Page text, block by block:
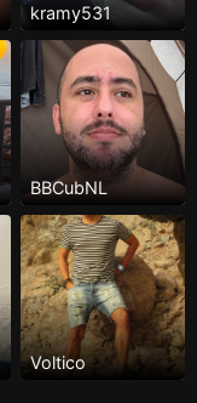
kramy531
BBCubNL
Voltico